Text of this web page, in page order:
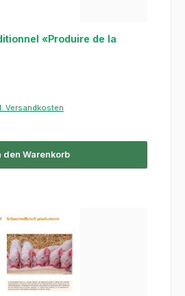
«Produire de la
Versandkosten
den Warenkorb